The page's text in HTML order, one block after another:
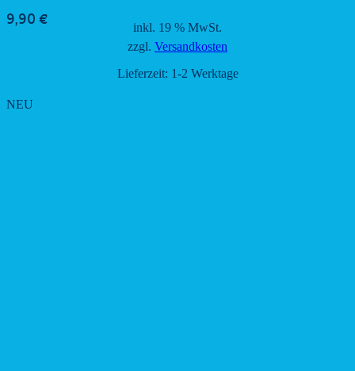
9,90 €
inkl. 19 % MwSt.
zzgl. Versandkosten
Lieferzeit: 1-2 Werktage
NEU